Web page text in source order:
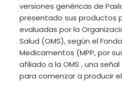
versiones genéricas de
presentado sus productos
evaluadas por la
Salud (OMS), según el
Medicamentos (MPP, por
afiliado a la OMS , una
para comenzar a producir